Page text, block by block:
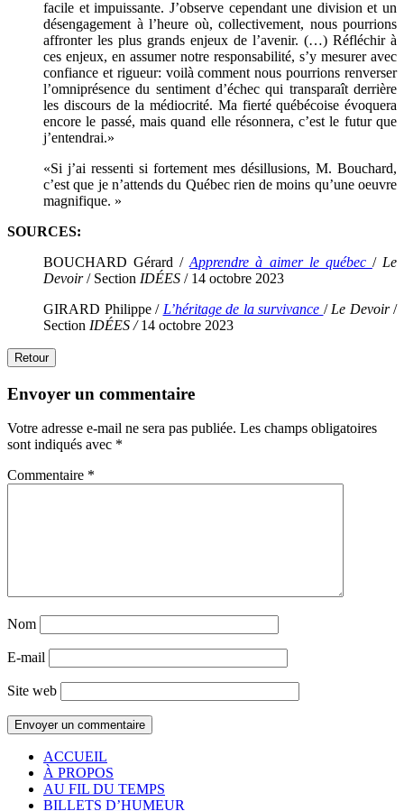
facile et impuissante. J’observe cependant une division et un
désengagement à l’heure où, collectivement, nous pourrions
affronter les plus grands enjeux de l’avenir. (…) Réfléchir à
ces enjeux, en assumer notre responsabilité, s’y mesurer avec
confiance et rigueur: voilà comment nous pourrions renverser
l’omniprésence du sentiment d’échec qui transparaît derrière
les discours de la médiocrité. Ma fierté québécoise évoquera
encore le passé, mais quand elle résonnera, c’est le futur que
j’entendrai.»
«Si j’ai ressenti si fortement mes désillusions, M. Bouchard,
c’est que je n’attends du Québec rien de moins qu’une oeuvre
magnifique. »
SOURCES:
BOUCHARD Gérard /Apprendre à aimer le québec / Le
Devoir/ Section IDÉES / 14 octobre 2023
GIRARD Philippe / L’héritage de la survivance / Le Devoir/
Section IDÉES /14 octobre 2023
Retour
Envoyer un commentaire
Votre adresse e-mail ne sera pas publiée. Les champs obligatoires
sont indiqués avec *
Commentaire *
Nom
E-mail
Site web
ACCUEIL
À PROPOS
AU FIL DU TEMPS
BILLETS D’HUMEUR